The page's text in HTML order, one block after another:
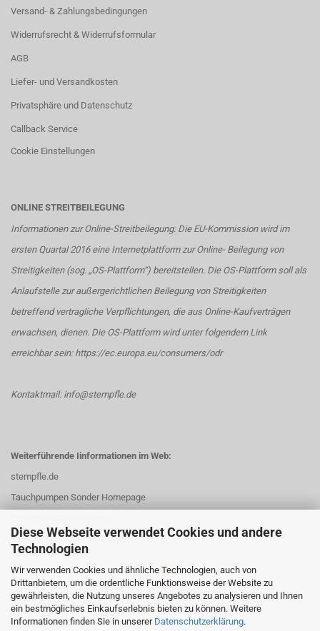
Diese Webseite verwendet Cookies und andere
Technologien
Wir verwenden Cookies und ähnliche Technologien, auch von
Drittanbietern, um die ordentliche Funktionsweise der Website zu
gewährleisten, die Nutzung unseres Angebotes zu analysieren und Ihnen
ein bestmögliches Einkaufserlebnis bieten zu können. Weitere
Informationen finden Sie in unserer Datenschutzerklärung.
Versand- & Zahlungsbedingungen
Widerrufsrecht & Widerrufsformular
AGB
Liefer- und Versandkosten
Privatsphäre und Datenschutz
Callback Service
Cookie Einstellungen
ONLINE STREITBEILEGUNG
Informationen zur Online-Streitbeilegung: Die EU-Kommission wird im
ersten Quartal 2016 eine Internetplattform zur Online- Beilegung von
Streitigkeiten (sog. „OS-Plattform“) bereitstellen. Die OS-Plattform soll als
Anlaufstelle zur außergerichtlichen Beilegung von Streitigkeiten
betreffend vertragliche Verpflichtungen, die aus Online-Kaufverträgen
erwachsen, dienen. Die OS-Plattform wird unter folgendem Link
erreichbar sein: https://ec.europa.eu/consumers/odr
Kontaktmail: info@stempfle.de
Weiterführende Iinformationen im Web:
stempfle.de
Tauchpumpen Sonder Homepage
Mehr Videos und Infos unter: